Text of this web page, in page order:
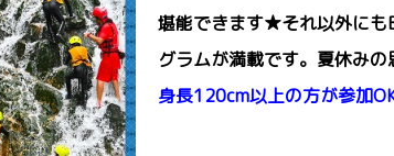
堪能できます★それ以外にも
グラムが満載です。夏休み
身長120cm以上の方が参加